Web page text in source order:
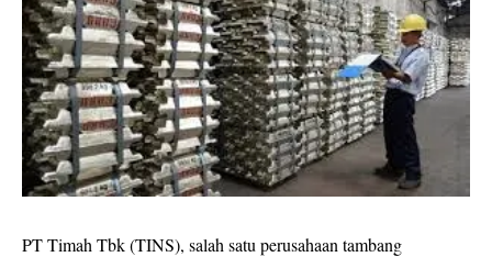
PT Timah Tbk (TINS), salah satu perusahaan tambang